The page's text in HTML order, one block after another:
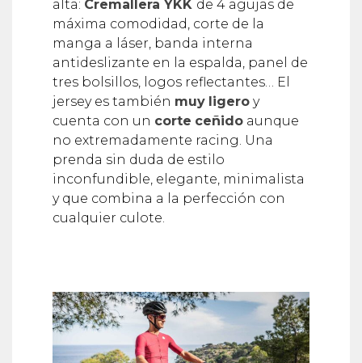
alta: Cremallera YKK de 4 agujas de
máxima comodidad, corte de la
manga a láser, banda interna
antideslizante en la espalda, panel de
tres bolsillos, logos reflectantes… El
jersey es también muy ligero y
cuenta con un corte ceñido aunque
no extremadamente racing. Una
prenda sin duda de estilo
inconfundible, elegante, minimalista
y que combina a la perfección con
cualquier culote.